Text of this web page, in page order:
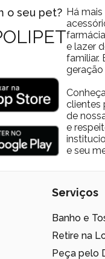
o seu pet? Há
e lazer
familiar.
geração
clientes
de
e
e seu
Serviços
Banho e
Retire na
Peça pelo